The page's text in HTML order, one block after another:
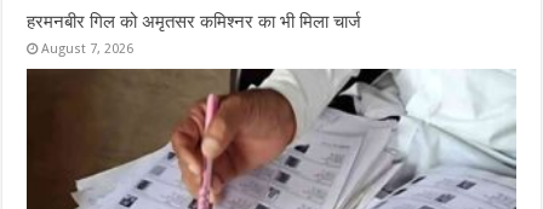
हरमनबीर गिल को अमृतसर कमिश्नर का भी मिला चार्ज
August 7, 2026